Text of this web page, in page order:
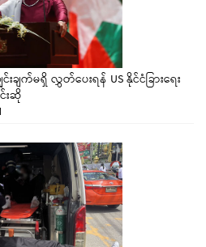
ချက်မရှိ လွှတ်ပေးရန် US နိုင်ငံခြားရေး
းဆို